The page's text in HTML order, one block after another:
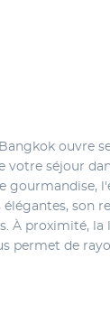
ouvre
votre séjour
gourmandise,
son
À proximité, la
permet de